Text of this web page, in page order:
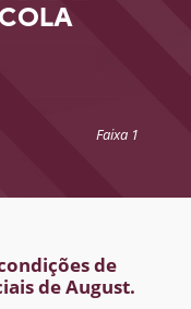
Faixa 1
de
de August.